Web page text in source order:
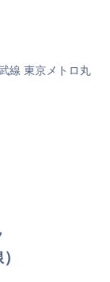
線 東京メトロ丸